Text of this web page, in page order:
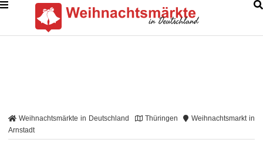
Weihnachtsmärkte in Deutschland Thüringen
Weihnachtsmarkt in
Arnstadt